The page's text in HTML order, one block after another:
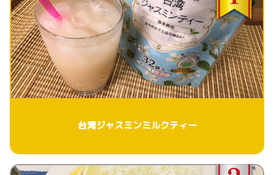
台湾ジャスミンミルクティー